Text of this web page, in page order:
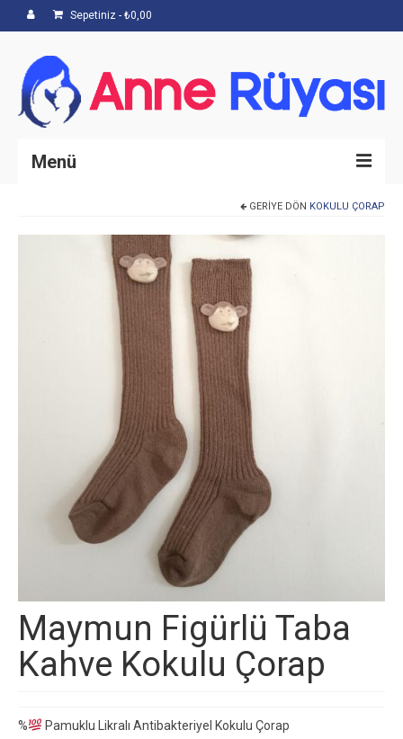
Sepetiniz - ₺0,00
Menü
Hakkımızda
GERIYE DÖN KOKULU ÇORAP
Maymun Figürlü Taba
Kahve Kokulu Çorap
% Pamuklu Likralı Antibakteriyel Kokulu Çorap